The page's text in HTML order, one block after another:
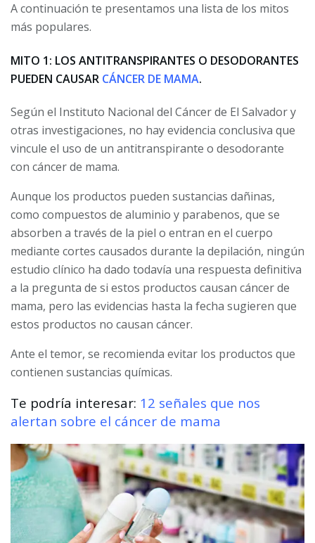
A continuación te presentamos una lista de los mitos
más populares.
MITO 1: LOS ANTITRANSPIRANTES O DESODORANTES
PUEDEN CAUSAR CÁNCER DE MAMA.
Según el Instituto Nacional del Cáncer de El Salvador y
otras investigaciones, no hay evidencia conclusiva que
vincule el uso de un antitranspirante o desodorante
con cáncer de mama.
Aunque los productos pueden sustancias dañinas,
como compuestos de aluminio y parabenos, que se
absorben a través de la piel o entran en el cuerpo
mediante cortes causados durante la depilación, ningún
estudio clínico ha dado todavía una respuesta definitiva
a la pregunta de si estos productos causan cáncer de
mama, pero las evidencias hasta la fecha sugieren que
estos productos no causan cáncer.
Ante el temor, se recomienda evitar los productos que
contienen sustancias químicas.
Te podría interesar: 12 señales que nos
alertan sobre el cáncer de mama